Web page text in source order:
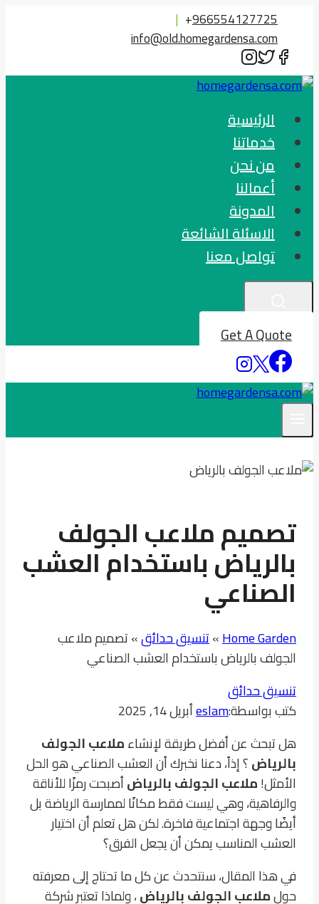
المحتوى
966554127725
+
|
info@old.homegardensa.com
الرئيسية
خدماتنا
من نحن
أعمالنا
المدونة
الاسئلة الشائعة
تواصل معنا
Get A Quote
تصميم ملاعب الجولف
بالرياض باستخدام العشب
الصناعي
Home Garden
»تنسيق حدائق»تصميم ملاعب
الجولف بالرياض باستخدام العشب الصناعي
تنسيق حدائق
كتب بواسطة:eslamأبريل 14, 2025
هل تبحث عن أفضل طريقة لإنشاءملاعب الجولف
بالرياض؟ إذاً، دعنا نخبرك أن العشب الصناعي هو الحل
الأمثل!ملاعب الجولف بالرياضأصبحت رمزًا للأناقة
والرفاهية، وهي ليست فقط مكانًا لممارسة الرياضة بل
أيضًا وجهة اجتماعية فاخرة. لكن هل تعلم أن اختيار
العشب المناسب يمكن أن يجعل الفرق؟
في هذا المقال، سنتحدث عن كل ما تحتاج إلى معرفته
حولملاعب الجولف بالرياض، ولماذا تعتبر شركة